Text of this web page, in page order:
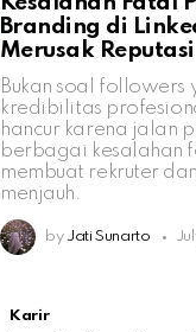
Branding di
Merusak Reputasi
Bukan soal followers
kredibilitas
hancur karena jalan
berbagai kesalahan
membuat rekruter
menjauh.
by Jati Sunarto
Karir